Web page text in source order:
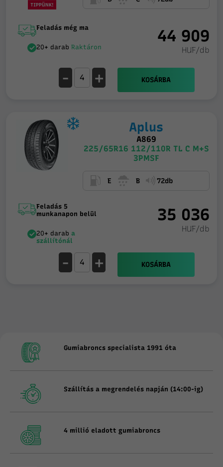
TIPPÜNK!
Feladás még ma
20+ darabRaktáron
44 909
HUF/db
- + KOSÁRBA
Aplus
A869
225/65R16 112/110R TL C M+S
3PMSF
E B 72db
Feladás 5
munkanapon belül
20+ darab a
szállítónál
35 036
HUF/db
- + KOSÁRBA
Gumiabroncs specialista 1991 óta
Szállítás a megrendelés napján (14:00-ig)
4 millió eladott gumiabroncs